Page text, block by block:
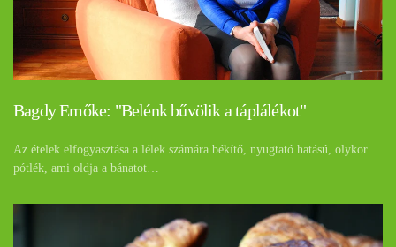
Bagdy Emőke: "Belénk bűvölik a táplálékot"
Az ételek elfogyasztása a lélek számára békítő, nyugtató hatású, olykor
pótlék, ami oldja a bánatot…